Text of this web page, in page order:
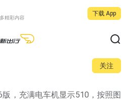
精彩内容
下载 App
关注
，充满电车机显示510，按照图